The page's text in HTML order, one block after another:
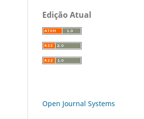
Edição Atual
Open Journal Systems